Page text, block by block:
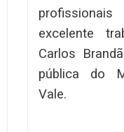
excelente
Carlos
pública do
Vale.